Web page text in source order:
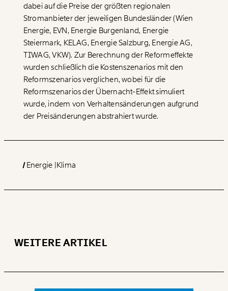
dabei auf die Preise der größten regionalen
Stromanbieter der jeweiligen Bundesländer (Wien
Energie, EVN, Energie Burgenland, Energie
Steiermark, KELAG, Energie Salzburg, Energie AG,
TIWAG, VKW). Zur Berechnung der Reformeffekte
wurden schließlich die Kostenszenarios mit den
Reformszenarios verglichen, wobei für die
Reformszenarios der Übernacht-Effekt simuliert
wurde, indem von Verhaltensänderungen aufgrund
der Preisänderungen abstrahiert wurde.
Energie Klima
WEITERE ARTIKEL